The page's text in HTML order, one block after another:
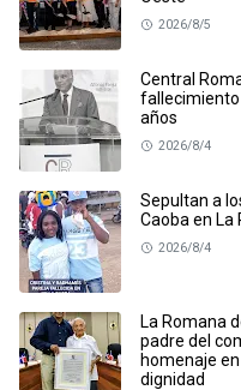
2026/8/5
Central
fallecimiento
años
2026/8/4
Sepultan a
Caoba en La
2026/8/4
La Romana
padre del
homenaje
dignidad